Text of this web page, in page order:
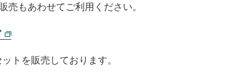
売もあわせてご利用ください。
トを販売しております。